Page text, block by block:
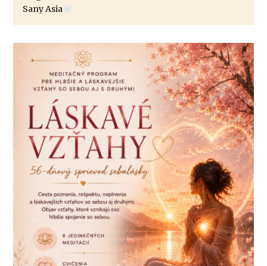
Sany Asia